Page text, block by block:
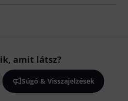
amit látsz?
Súgó & Visszajelzések